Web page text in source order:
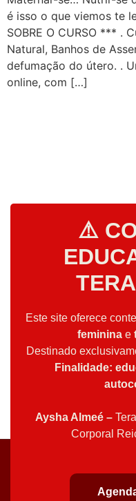
é isso o que viemos te
SOBRE O CURSO *** .
Natural, Banhos de
defumação do útero. .
online, com […]
⚠️
Este site oferece
feminina e
Destinado
Finalidade:
Aysha Almeé –
Corporal